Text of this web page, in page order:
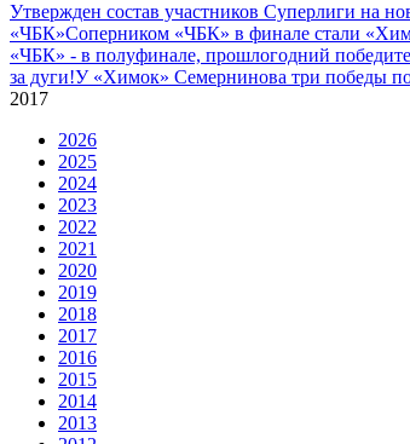
Утвержден состав участников Cуперлиги на
«ЧБК»Соперником «ЧБК» в финале стали
«ЧБК» - в полуфинале, прошлогодний
за дуги!У «Химок» Семернинова три победы
2017
2026
2025
2024
2023
2022
2021
2020
2019
2018
2017
2016
2015
2014
2013